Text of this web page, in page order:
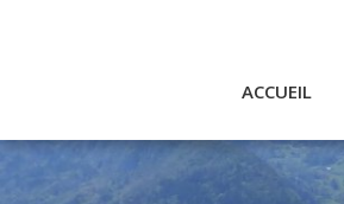
ACCUEIL